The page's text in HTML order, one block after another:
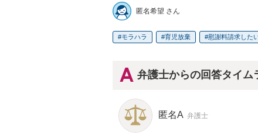
匿名希望 さん
モラハラ 育児放棄 慰謝料請求した
弁護士からの回答タイム
匿名A 弁護士